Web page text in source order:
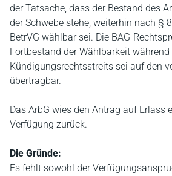
der Tatsache, dass der Bestand des
der Schwebe stehe, weiterhin nach §
BetrVG wählbar sei. Die BAG-
Fortbestand der Wählbarkeit während
Kündigungsrechtsstreits sei auf den
übertragbar.
Das ArbG wies den Antrag auf Erlass
Verfügung zurück.
Die Gründe:
Es fehlt sowohl der